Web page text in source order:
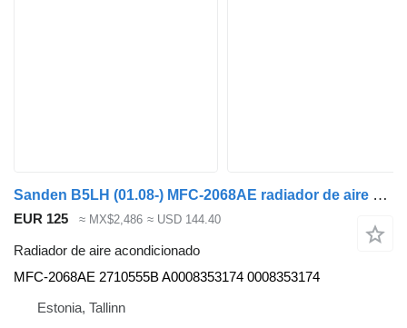
Sanden B5LH (01.08-) MFC-2068AE radiador de aire acondicionado para Volvo B5LH, B0E (2008-) autobús
EUR 125 ≈ MX$2,486 ≈ USD 144.40
Radiador de aire acondicionado
MFC-2068AE 2710555B A0008353174 0008353174
Estonia, Tallinn